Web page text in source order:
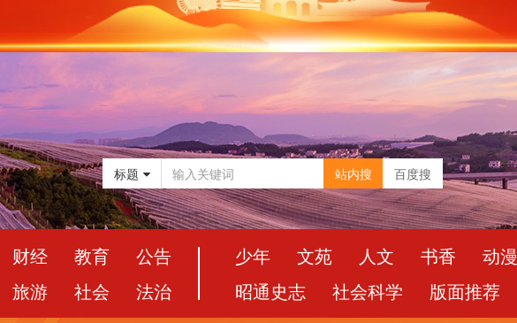
标题 站内搜 百度搜
财经 教育
公告
旅游
社会 法治
少年 文苑 人文 书香
动漫
昭通史志
社会科学 版面推荐